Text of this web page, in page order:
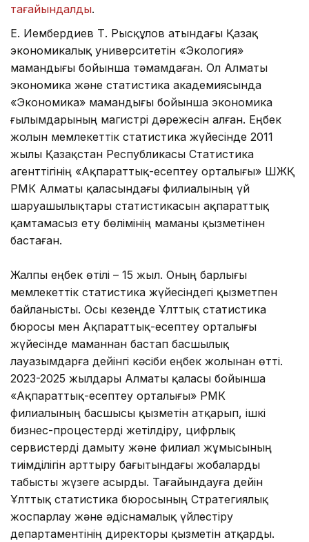
тағайындалды.
Е. Иембердиев Т. Рысқұлов атындағы Қазақ
экономикалық университетін «Экология»
мамандығы бойынша тәмамдаған. Ол Алматы
экономика және статистика академиясында
«Экономика» мамандығы бойынша экономика
ғылымдарының магистрі дәрежесін алған. Еңбек
жолын мемлекеттік статистика жүйесінде 2011
жылы Қазақстан Республикасы Статистика
агенттігінің «Ақпараттық-есептеу орталығы» ШЖҚ
РМК Алматы қаласындағы филиалының үй
шаруашылықтары статистикасын ақпараттық
қамтамасыз ету бөлімінің маманы қызметінен
бастаған.
Жалпы еңбек өтілі – 15 жыл. Оның барлығы
мемлекеттік статистика жүйесіндегі қызметпен
байланысты. Осы кезеңде Ұлттық статистика
бюросы мен Ақпараттық-есептеу орталығы
жүйесінде маманнан бастап басшылық
лауазымдарға дейінгі кәсіби еңбек жолынан өтті.
2023-2025 жылдары Алматы қаласы бойынша
«Ақпараттық-есептеу орталығы» РМК
филиалының басшысы қызметін атқарып, ішкі
бизнес-процестерді жетілдіру, цифрлық
сервистерді дамыту және филиал жұмысының
тиімділігін арттыру бағытындағы жобаларды
табысты жүзеге асырды. Тағайындауға дейін
Ұлттық статистика бюросының Стратегиялық
жоспарлау және әдіснамалық үйлестіру
департаментінің директоры қызметін атқарды.